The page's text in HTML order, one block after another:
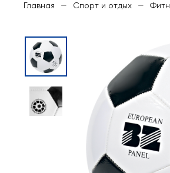
Главная — Спорт и отдых —